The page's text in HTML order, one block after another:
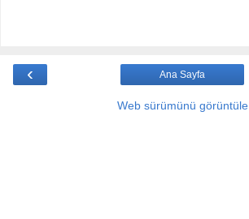
‹ Ana Sayfa
Web sürümünü görüntüle